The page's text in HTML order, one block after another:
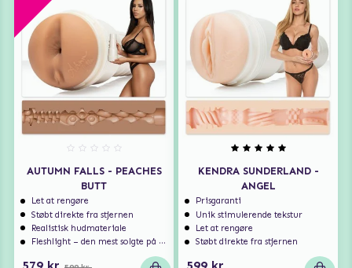
AUTUMN FALLS - PEACHES
BUTT
Let at rengøre
Støbt direkte fra stjernen
Realistisk hudmateriale
Fleshlight – den mest solgte på markedet
KENDRA SUNDERLAND -
ANGEL
Prisgaranti
Unik stimulerende tekstur
Let at rengøre
Støbt direkte fra stjernen